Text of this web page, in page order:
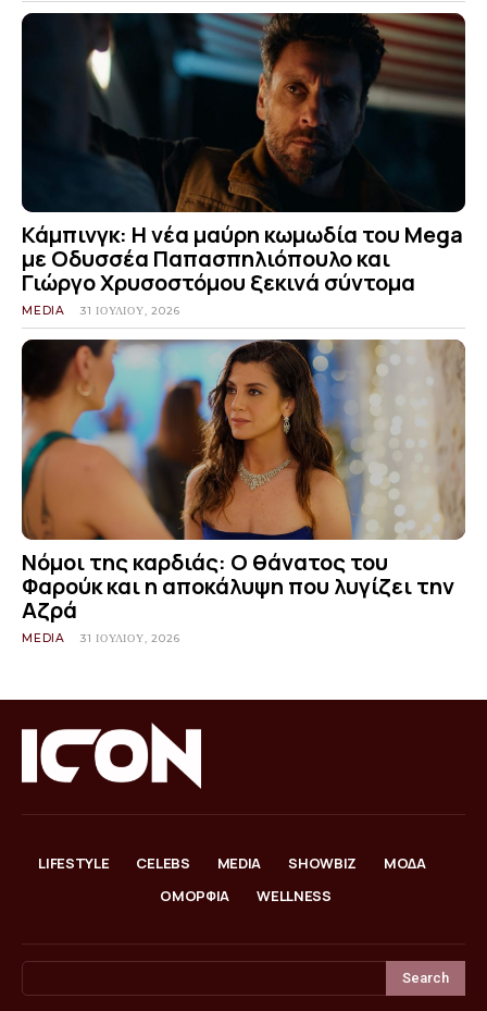
Κάμπινγκ: Η νέα μαύρη κωμωδία του Mega
με Οδυσσέα Παπασπηλιόπουλο και
Γιώργο Χρυσοστόμου ξεκινά σύντομα
MEDIA 31 ΙΟΥΛΊΟΥ, 2026
Νόμοι της καρδιάς: Ο θάνατος του
Φαρούκ και η αποκάλυψη που λυγίζει την
Αζρά
MEDIA 31 ΙΟΥΛΊΟΥ, 2026
LIFESTYLE CELEBS MEDIA SHOWBIZ
ΜΟΔΑ
ΟΜΟΡΦΙΑ
WELLNESS
Search